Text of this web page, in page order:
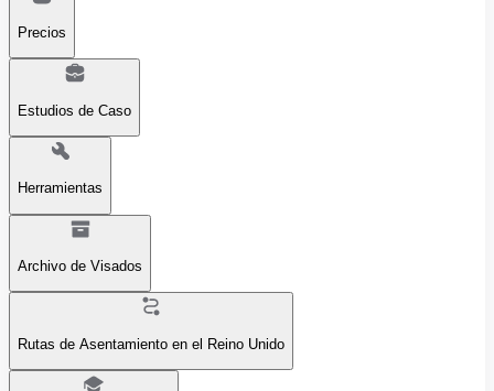
Precios
Estudios de Caso
Herramientas
Archivo de Visados
Rutas de Asentamiento en el Reino Unido